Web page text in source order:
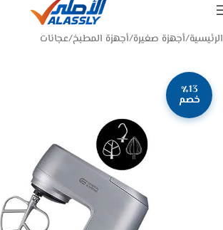
الرئيسية/أجهزة صغيرة/أجهزة المطبخ/عجانات
٪13
خصم